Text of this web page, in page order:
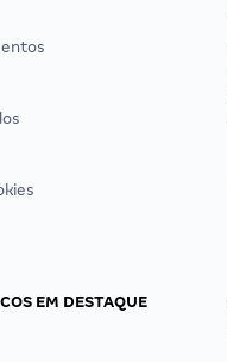
EM DESTAQUE